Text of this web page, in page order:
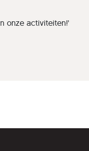
onze activiteiten!'